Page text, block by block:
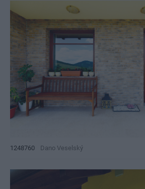
1248760 Dano Veselský